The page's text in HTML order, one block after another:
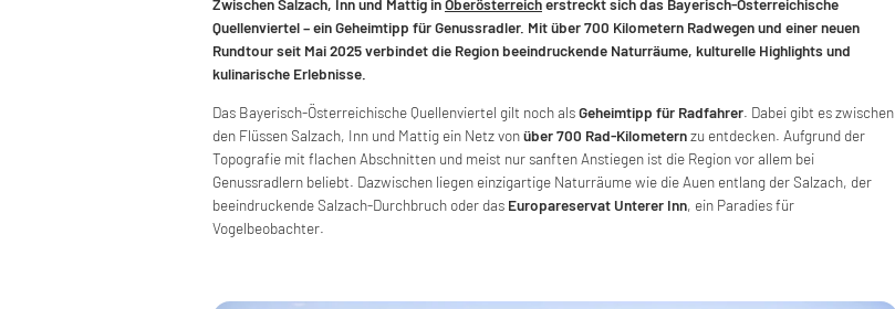
Zwischen Salzach, Inn und Mattig inOberösterreicherstreckt sich das Bayerisch-Österreichische
Quellenviertel – ein Geheimtipp für Genussradler. Mit über 700 Kilometern Radwegen und einer neuen
Rundtour seit Mai 2025 verbindet die Region beeindruckende Naturräume, kulturelle Highlights und
kulinarische Erlebnisse.
Das Bayerisch-Österreichische Quellenviertel gilt noch alsGeheimtipp für Radfahrer. Dabei gibt es zwischen
den Flüssen Salzach, Inn und Mattig ein Netz vonüber 700 Rad-Kilometernzu entdecken. Aufgrund der
Topografie mit flachen Abschnitten und meist nur sanften Anstiegen ist die Region vor allem bei
Genussradlern beliebt. Dazwischen liegen einzigartige Naturräume wie die Auen entlang der Salzach, der
beeindruckende Salzach-Durchbruch oder das Europareservat Unterer Inn, ein Paradies für
Vogelbeobachter.